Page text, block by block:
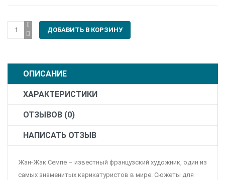
ОПИСАНИЕ
ХАРАКТЕРИСТИКИ
ОТЗЫВОВ (0)
НАПИСАТЬ ОТЗЫВ
Жан-Жак Семпе – известный французский художник, один из
самых знаменитых карикатуристов в мире. Сюжеты для